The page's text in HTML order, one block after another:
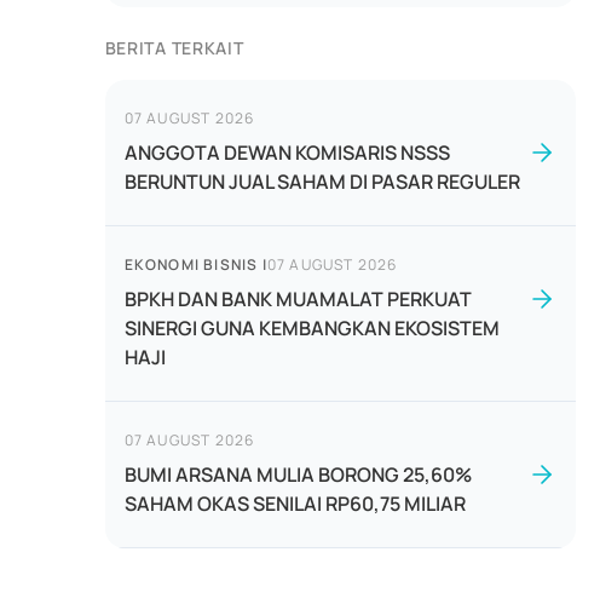
BERITA TERKAIT
07 AUGUST 2026
ANGGOTA DEWAN KOMISARIS NSSS
BERUNTUN JUAL SAHAM DI PASAR REGULER
EKONOMI BISNIS |07 AUGUST 2026
BPKH DAN BANK MUAMALAT PERKUAT
SINERGI GUNA KEMBANGKAN EKOSISTEM
HAJI
07 AUGUST 2026
BUMI ARSANA MULIA BORONG 25,60%
SAHAM OKAS SENILAI RP60,75 MILIAR